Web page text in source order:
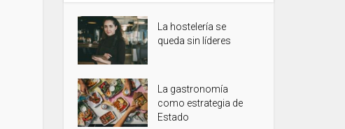
La hostelería se
queda sin líderes
La gastronomía
como estrategia de
Estado